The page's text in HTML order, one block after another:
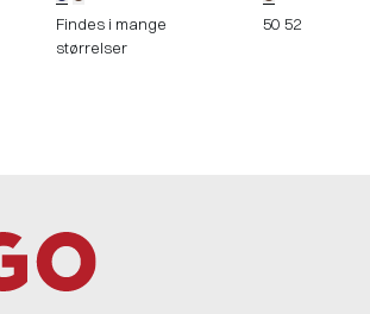
Findes i mange
størrelser
50 52